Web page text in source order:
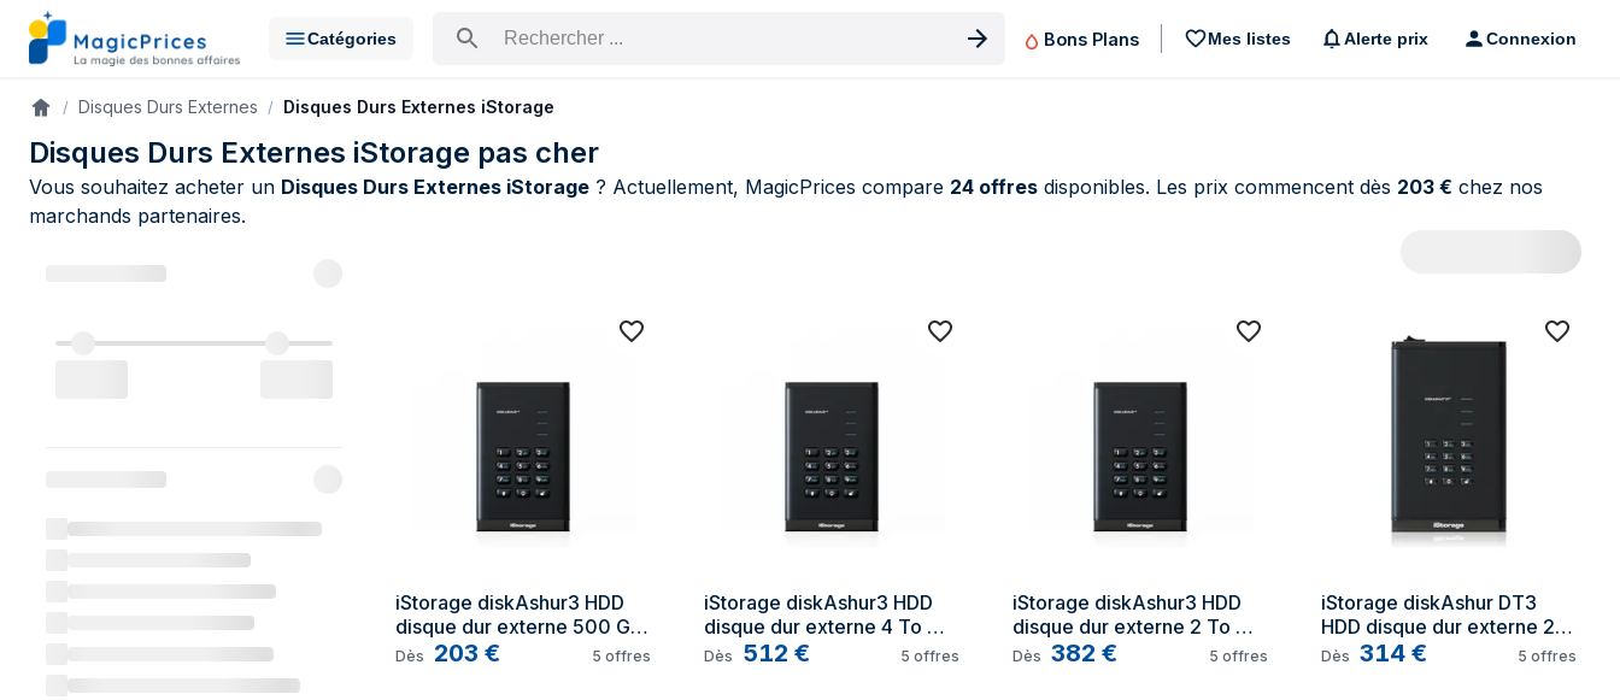
Catégories
Rechercher un produit
Bons Plans Mes listes Alerte prix Connexion
AccueilDisques Durs Externes Disques Durs Externes iStorage
Disques Durs Externes iStorage pas cher
Vous souhaitez acheter un Disques Durs Externes iStorage ? Actuellement, MagicPrices compare 24 offres disponibles. Les prix commencent dès 203 € chez nos
marchands partenaires.
Catalogue iStorage Disques Durs Externes (24 produits)
iStorage diskAshur3 HDD
disque dur externe 500 Go
USB Type-C 3.2 Gen 1 (3.1
Dès 203 € 5 offres
iStorage diskAshur3 HDD
disque dur externe 4 To
USB Type-C 3.2 Gen 1 (3.1
Dès 512 € 5 offres
iStorage diskAshur3 HDD
disque dur externe 2 To
USB Type-C 3.2 Gen 1 (3.1
Dès 382 € 5 offres
iStorage diskAshur DT3
HDD disque dur externe 2
To USB Type-C 3.2 Gen 1
Dès 314 € 5 offres